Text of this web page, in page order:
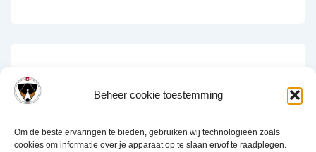
Beheer cookie toestemming
Om de beste ervaringen te bieden, gebruiken wij technologieën zoals
cookies om informatie over je apparaat op te slaan en/of te raadplegen.